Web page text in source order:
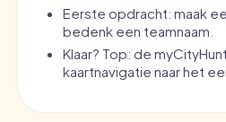
Eerste opdracht: maak
bedenk een teamnaam.
Klaar? Top: de
kaartnavigatie naar het